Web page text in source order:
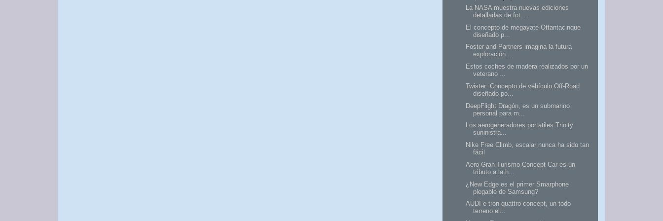
La NASA muestra nuevas ediciones
detalladas de fot...
El concepto de megayate Ottantacinque
diseñado p...
Foster and Partners imagina la futura
exploración ...
Estos coches de madera realizados por un
veterano ...
Twister: Concepto de vehículo Off-Road
diseñado po...
DeepFlight Dragón, es un submarino
personal para m...
Los aerogeneradores portatiles Trinity
suninistra...
Nike Free Climb, escalar nunca ha sido tan
fácil
Aero Gran Turismo Concept Car es un
tributo a la h...
¿New Edge es el primer Smarphone
plegable de Samsung?
AUDI e-tron quattro concept, un todo
terreno el...